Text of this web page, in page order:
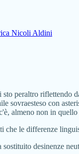
Nicoli Aldini
peraltro riflettendo
sovraesteso con
almeno non in
che le differenze
sostituito desinenze